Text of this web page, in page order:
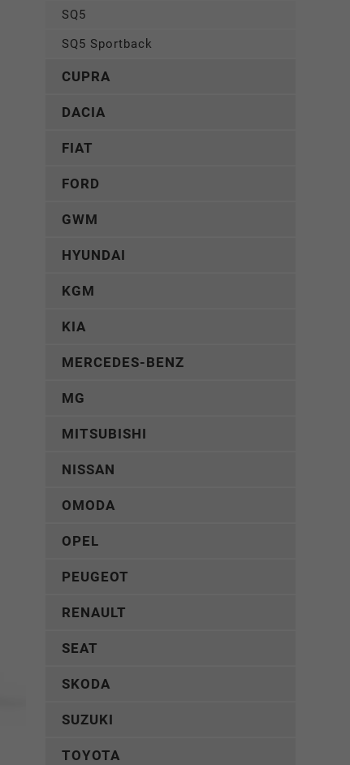
SQ5
SQ5 Sportback
CUPRA
DACIA
FIAT
FORD
GWM
HYUNDAI
KGM
KIA
MERCEDES-BENZ
MG
MITSUBISHI
NISSAN
OMODA
OPEL
PEUGEOT
RENAULT
SEAT
SKODA
SUZUKI
TOYOTA